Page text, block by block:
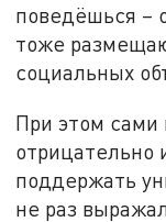
поведёшься –
тоже
социальных
При этом сами
отрицательно
поддержать
не раз